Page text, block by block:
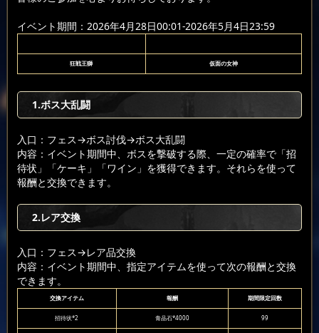
イベント期間：2026年4月28日00:01-2026年5月4日23:59
狂戦王獅 仮面の女神
1.ボス大乱闘
入口：フェス→ボス討伐→ボス大乱闘
内容：イベント期間中、ボスを撃破する際、一定の確率で「招
待状」「ケーキ」「ワイン」を獲得できます。それらを使って
報酬と交換できます。
2.レア交換
入口：フェス→レア品交換
内容：イベント期間中、指定アイテムを使って次の報酬と交換
できます。
交換アイテム 報酬 期間限定回数
招待状*2 青晶石*4000 99